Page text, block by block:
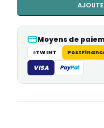
Moyens de
TWINT
VISA PayPal